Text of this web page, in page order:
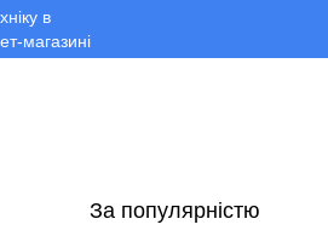
За популярністю